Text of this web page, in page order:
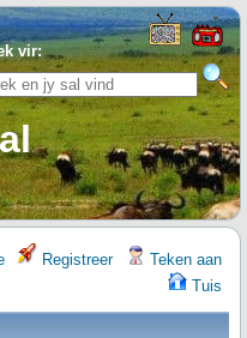
vir:
Registreer
Teken aan
Tuis